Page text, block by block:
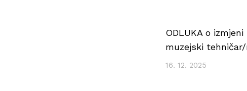
ODLUKA o
muzejski
16. 12. 2025